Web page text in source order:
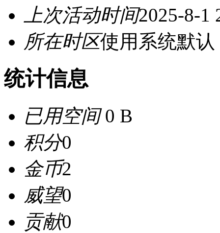
上次活动时间2025-8-1
所在时区使用系统默认
统计信息
已用空间0 B
积分0
金币2
威望0
贡献0